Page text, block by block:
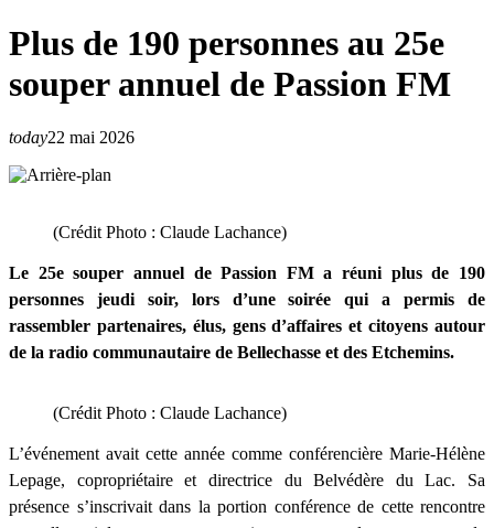
Plus de 190 personnes au 25e
souper annuel de Passion FM
today22 mai 2026
(Crédit Photo : Claude Lachance)
Le 25e souper annuel de Passion FM a réuni plus de 190
personnes jeudi soir, lors d’une soirée qui a permis de
rassembler partenaires, élus, gens d’affaires et citoyens autour
de la radio communautaire de Bellechasse et des Etchemins.
(Crédit Photo : Claude Lachance)
L’événement avait cette année comme conférencière Marie-Hélène
Lepage, copropriétaire et directrice du Belvédère du Lac. Sa
présence s’inscrivait dans la portion conférence de cette rencontre